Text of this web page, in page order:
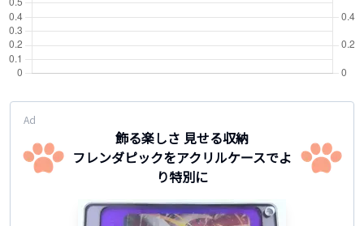
Ad
飾る楽しさ 見せる収納
フレンダピックをアクリルケースでよ
り特別に